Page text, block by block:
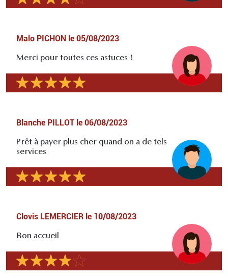
Malo PICHON le 05/08/2023
Merci pour toutes ces astuces !
Blanche PILLOT le 06/08/2023
Prêt à payer plus cher quand on a de tels
services
Clovis LEMERCIER le 10/08/2023
Bon accueil